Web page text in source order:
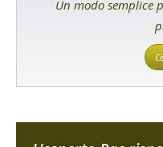
Un modo semplice